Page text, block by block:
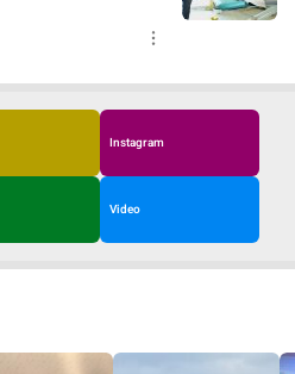
Instagram
Video